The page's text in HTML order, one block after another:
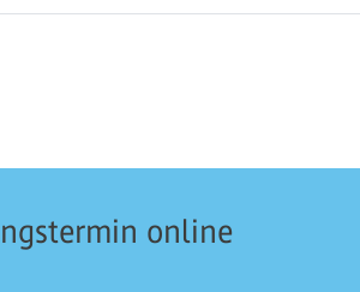
online